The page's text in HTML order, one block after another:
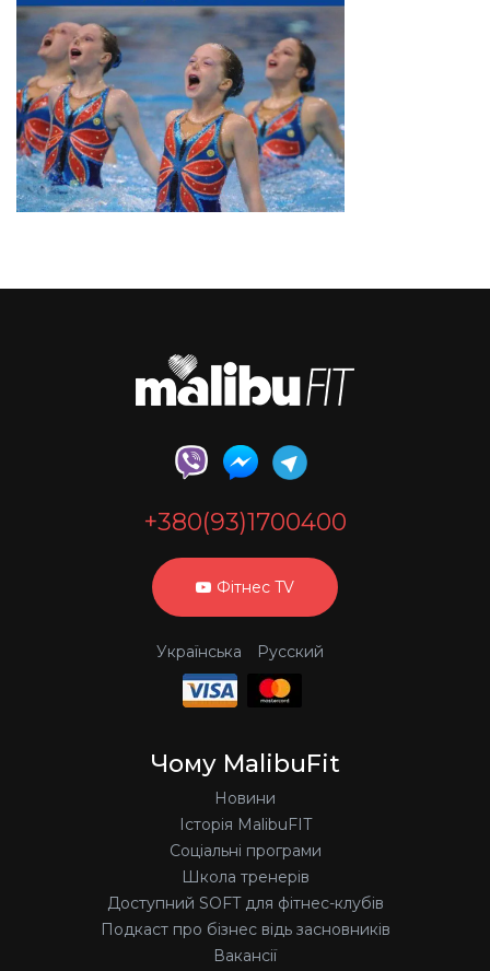
+380(93)1700400
Фітнес TV
Українська Русский
Чому MalibuFit
Новини
Історія MalibuFIT
Соціальні програми
Школа тренерів
Доступний SOFT для фітнес-клубів
Подкаст про бізнес відь засновників
Вакансії